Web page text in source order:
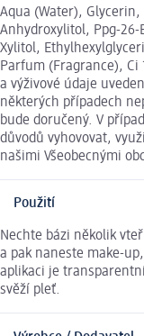
Aqua (Water),
Anhydroxylitol, Ppg-26-
Xylitol,
Parfum (Fragrance), Ci
a výživové údaje
některých případech
bude doručený. V
důvodů vyhovovat,
našimi Všeobecnými
Použití
Nechte bázi několik
a pak naneste make-
aplikaci je
svěží pleť.